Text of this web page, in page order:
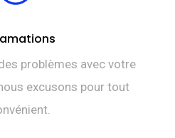
problèmes avec votre
excusons pour tout